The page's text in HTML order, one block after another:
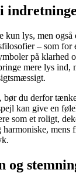
kun lys, men også
– som for
på klarhed
mere lys ind,
du derfor
kan give en
som et roligt,
mens
og